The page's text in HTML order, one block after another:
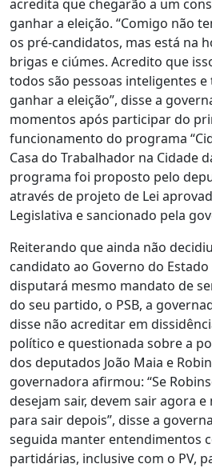
acredita que chegarão a um
ganhar a eleição. “Comigo não
os pré-candidatos, mas está na
brigas e ciúmes. Acredito que
todos são pessoas inteligentes
ganhar a eleição”, disse a
momentos após participar do
funcionamento do programa
Casa do Trabalhador na Cidade
programa foi proposto pelo
através de projeto de Lei
Legislativa e sancionado pela
Reiterando que ainda não
candidato ao Governo do
disputará mesmo mandato de
do seu partido, o PSB, a
disse não acreditar em
político e questionada sobre a
dos deputados João Maia e
governadora afirmou: “Se
desejam sair, devem sair agora
para sair depois”, disse a
seguida manter entendimentos
partidárias, inclusive com o PV,